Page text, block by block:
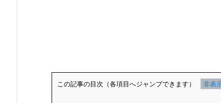
この記事の目次（各項目へジャンプできます）